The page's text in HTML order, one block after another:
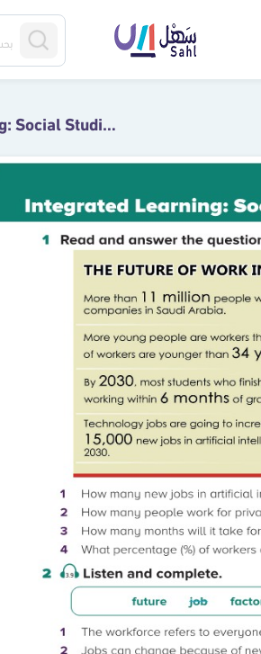
Integrated Learning: Social Studies